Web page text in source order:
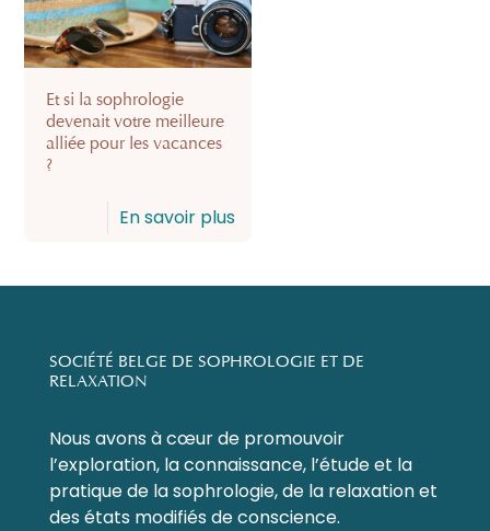
Et si la sophrologie
devenait votre meilleure
alliée pour les vacances
?
En savoir plus
SOCIÉTÉ BELGE DE SOPHROLOGIE ET DE
RELAXATION
Nous avons à cœur de promouvoir
l’exploration, la connaissance, l’étude et la
pratique de la sophrologie, de la relaxation et
des états modifiés de conscience.